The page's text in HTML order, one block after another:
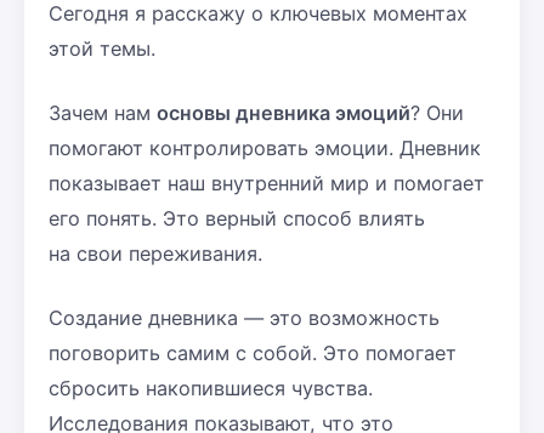
Сегодня я расскажу о ключевых моментах
этой темы.
Зачем нам основы дневника эмоций? Они
помогают контролировать эмоции. Дневник
показывает наш внутренний мир и помогает
его понять. Это верный способ влиять
на свои переживания.
Создание дневника — это возможность
поговорить самим с собой. Это помогает
сбросить накопившиеся чувства.
Исследования показывают, что это